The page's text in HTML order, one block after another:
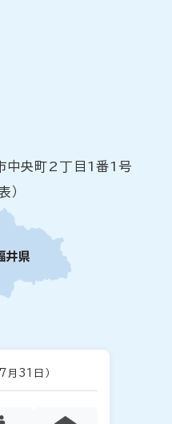
央町2丁目1番1号
月31日）